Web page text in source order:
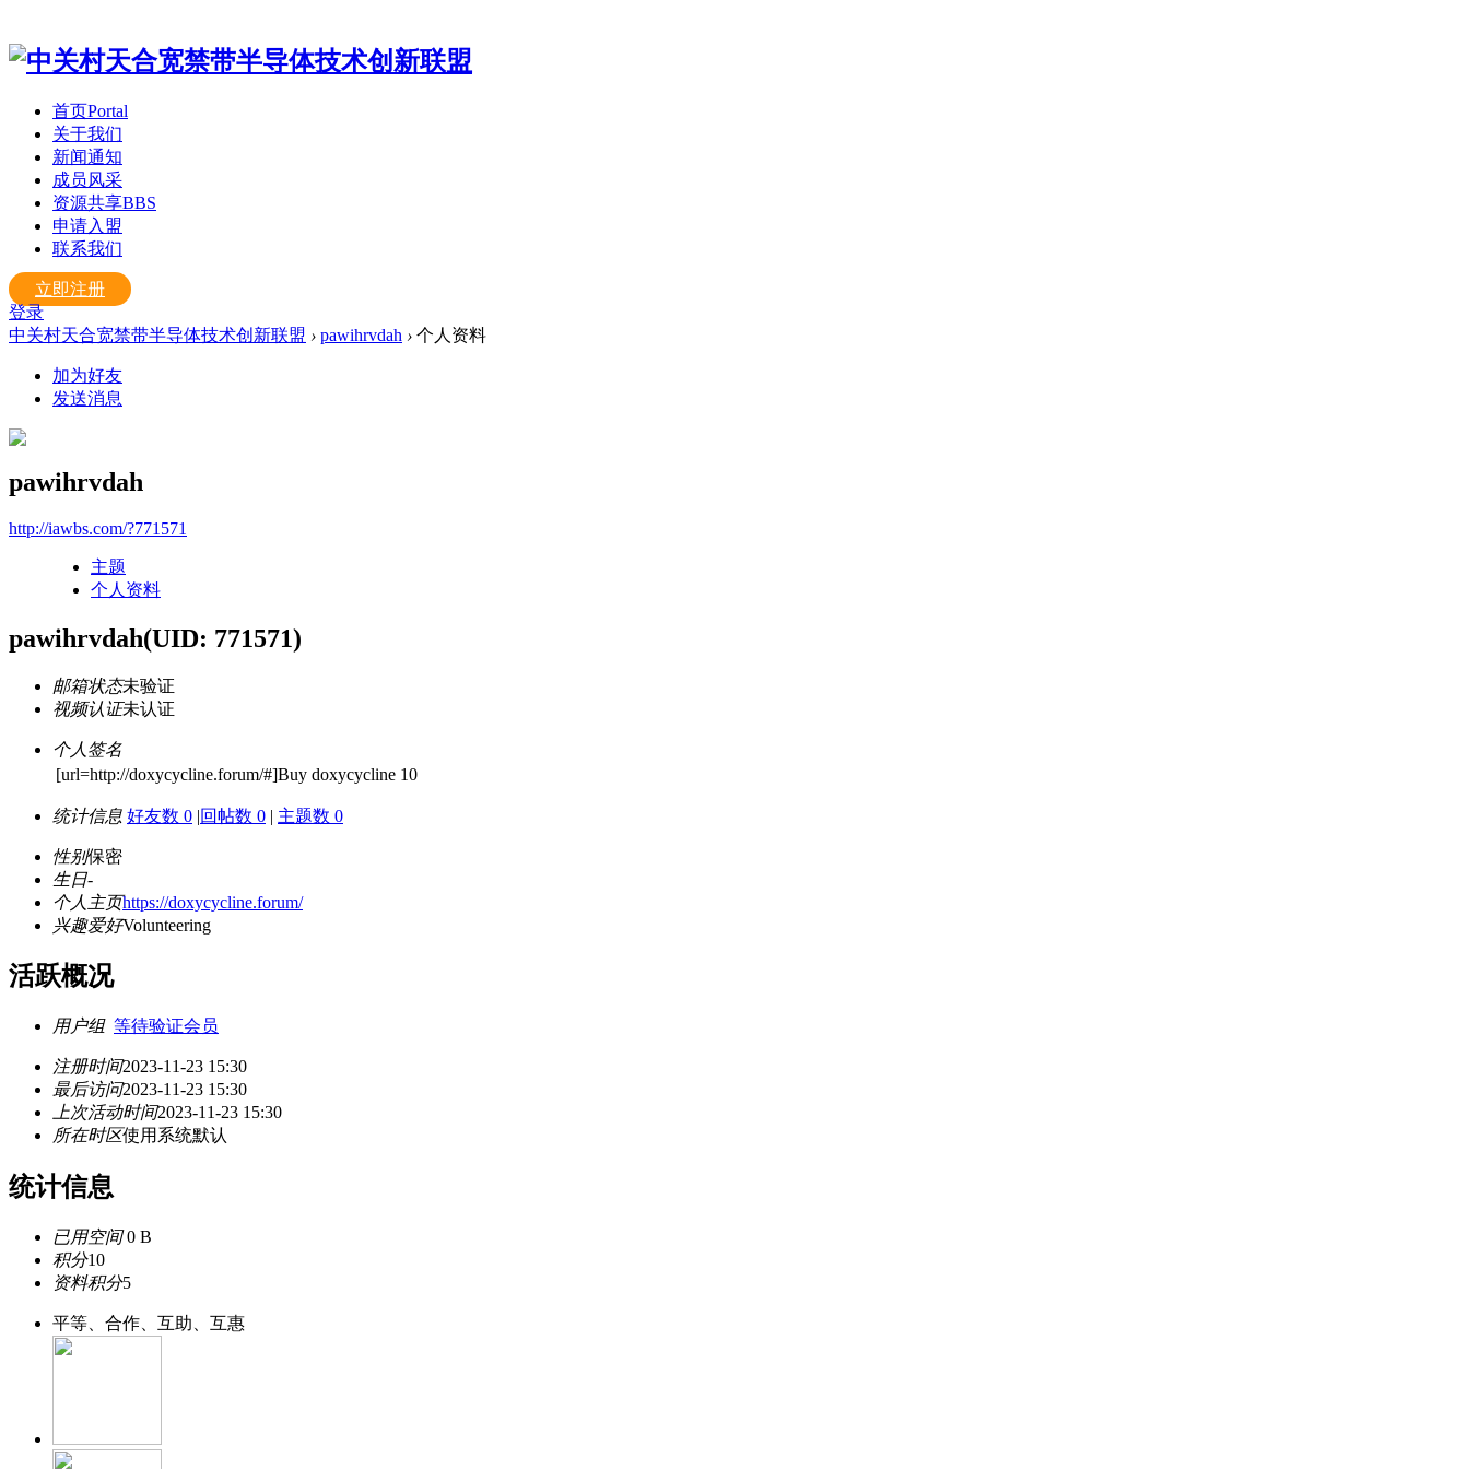
首页Portal
关于我们
新闻通知
成员风采
资源共享BBS
申请入盟
联系我们
立即注册
登录
中关村天合宽禁带半导体技术创新联盟 › pawihrvdah › 个人资料
加为好友
发送消息
pawihrvdah
http://iawbs.com/?771571
主题
个人资料
pawihrvdah(UID: 771571)
邮箱状态未验证
视频认证未认证
个人签名
[url=http://doxycycline.forum/#]Buy doxycycline 10
统计信息 好友数 0 |回帖数 0 | 主题数 0
性别保密
生日-
个人主页https://doxycycline.forum/
兴趣爱好Volunteering
活跃概况
用户组 等待验证会员
注册时间2023-11-23 15:30
最后访问2023-11-23 15:30
上次活动时间2023-11-23 15:30
所在时区使用系统默认
统计信息
已用空间0 B
积分10
资料积分5
平等、合作、互助、互惠